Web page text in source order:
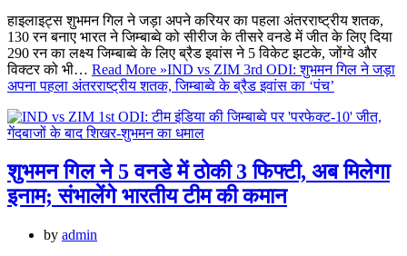
हाइलाइट्स शुभमन गिल ने जड़ा अपने करियर का पहला अंतरराष्ट्रीय शतक,
130 रन बनाए भारत ने जिम्बाब्वे को सीरीज के तीसरे वनडे में जीत के लिए दिया
290 रन का लक्ष्य जिम्बाब्वे के लिए ब्रैड इवांस ने 5 विकेट झटके, जोंग्वे और
विक्टर को भी… Read More »IND vs ZIM 3rd ODI: शुभमन गिल ने जड़ा
अपना पहला अंतरराष्ट्रीय शतक, जिम्बाब्वे के ब्रैड इवांस का ‘पंच’
शुभमन गिल ने 5 वनडे में ठोकी 3 फिफ्टी, अब मिलेगा
इनाम; संभालेंगे भारतीय टीम की कमान
by admin